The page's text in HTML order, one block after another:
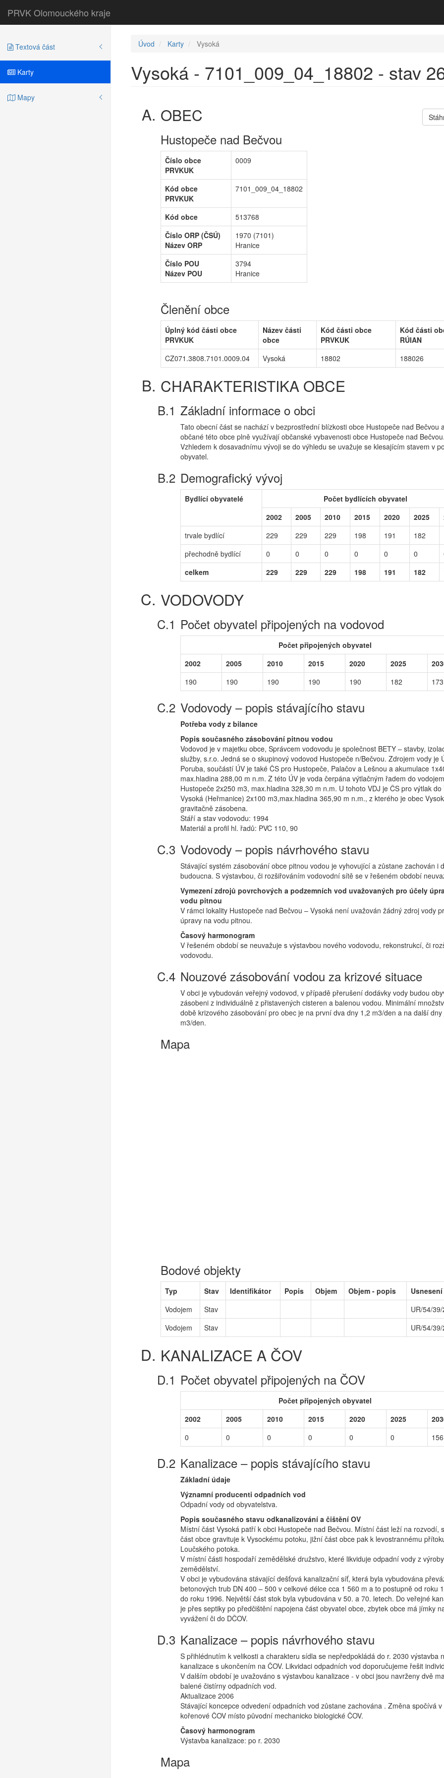
PRVK Olomouckého kraje
Textová část
Karty
Mapy
Úvod Karty Vysoká
Vysoká - 7101_009_04_18802 - stav
OBEC
Hustopeče nad Bečvou
Číslo obce
PRVKUK
0009
Kód obce
PRVKUK
7101_009_04_18802
Kód obce
513768
Číslo ORP (ČSÚ)
Název ORP
1970 (7101)
Hranice
Číslo POU
Název POU
3794
Hranice
Členění obce
Úplný kód části obce
PRVKUK
Název části
obce
Kód části obce
PRVKUK
Kód části
RÚIAN
CZ071.3808.7101.0009.04
Vysoká 18802 188026
CHARAKTERISTIKA OBCE
Základní informace o obci
Tato obecní část se nachází v bezprostřední blízkosti obce Hustopeče nad Bečvou
občané této obce plně využívají občanské vybavenosti obce Hustopeče nad Bečvou.
Vzhledem k dosavadnímu vývoji se do výhledu se uvažuje se klesajícím stavem v
obyvatel.
Demografický vývoj
Bydlící obyvatelé
Počet bydlících obyvatel
2002
2005 2010 2015 2020 2025
trvale bydlící
229 229 229 198 191 182
přechodně bydlící
0 0 0 0 0 0
celkem
229 229 229 198 191 182
VODOVODY
Počet obyvatel připojených na vodovod
Počet připojených obyvatel
2002
2005 2010 2015 2020 2025
190
190 190 190 190 182 173
Vodovody – popis stávajícího stavu
Potřeba vody z bilance
Popis současného zásobování pitnou vodou
Vodovod je v majetku obce, Správcem vodovodu je společnost BETY – stavby,
služby, s.r.o. Jedná se o skupinový vodovod Hustopeče n/Bečvou. Zdrojem vody je
Poruba, součástí ÚV je také ČS pro Hustopeče, Palačov a Lešnou a akumulace
max.hladina 288,00 m n.m. Z této ÚV je voda čerpána výtlačným řadem do
Hustopeče 2x250 m3, max.hladina 328,30 m n.m. U tohoto VDJ je ČS pro výtlak do
Vysoká (Heřmanice) 2x100 m3,max.hladina 365,90 m n.m., z kterého je obec
gravitačně zásobena.
Stáří a stav vodovodu: 1994
Materiál a profil hl. řadů: PVC 110, 90
Vodovody – popis návrhového stavu
Stávající systém zásobování obce pitnou vodou je vyhovující a zůstane zachován i
budoucna. S výstavbou, či rozšiřováním vodovodní sítě se v řešeném období
Vymezení zdrojů povrchových a podzemních vod uvažovaných pro účely
vodu pitnou
V rámci lokality Hustopeče nad Bečvou – Vysoká není uvažován žádný zdroj vody
úpravy na vodu pitnou.
Časový harmonogram
V řešeném období se neuvažuje s výstavbou nového vodovodu, rekonstrukcí, či
vodovodu.
Nouzové zásobování vodou za krizové situace
V obci je vybudován veřejný vodovod, v případě přerušení dodávky vody budou
zásobeni z individuálně z přistavených cisteren a balenou vodou. Minimální
době krizového zásobování pro obec je na první dva dny 1,2 m3/den a na další dny
m3/den.
Mapa
Bodové objekty
Typ Stav Identifikátor Popis Objem Objem - popis
Usnesení
Vodojem
Stav
UR/54/
Vodojem
Stav UR/54/
KANALIZACE A ČOV
Počet obyvatel připojených na ČOV
Počet připojených obyvatel
2002
2005 2010 2015 2020 2025
0
0 0 0 0 0 156
Kanalizace – popis stávajícího stavu
Základní údaje
Významní producenti odpadních vod
Odpadní vody od obyvatelstva.
Popis současného stavu odkanalizování a čištění OV
Místní část Vysoká patří k obci Hustopeče nad Bečvou. Místní část leží na rozvodí,
část obce gravituje k Vysockému potoku, jižní část obce pak k levostrannému
Loučského potoka.
V místní části hospodaří zemědělské družstvo, které likviduje odpadní vody z
zemědělství.
V obci je vybudována stávající dešťová kanalizační síť, která byla vybudována
betonových trub DN 400 – 500 v celkové délce cca 1 560 m a to postupně od roku
do roku 1996. Největší část stok byla vybudována v 50. a 70. letech. Do veřejné
je přes septiky po předčištění napojena část obyvatel obce, zbytek obce má jímky
vyvážení či do DČOV.
Kanalizace – popis návrhového stavu
S přihlédnutím k velikosti a charakteru sídla se nepředpokládá do r. 2030 výstavba
kanalizace s ukončením na ČOV. Likvidaci odpadních vod doporučujeme řešit
V dalším období je uvažováno s výstavbou kanalizace - v obci jsou navrženy dvě
balené čistírny odpadních vod.
Aktualizace 2006
Stávající koncepce odvedení odpadních vod zůstane zachována . Změna spočívá v
kořenové ČOV místo původní mechanicko biologické ČOV.
Časový harmonogram
Výstavba kanalizace: po r. 2030
Mapa